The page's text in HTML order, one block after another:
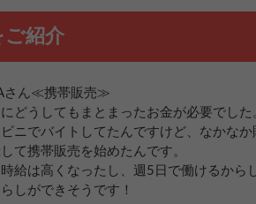
ご紹介
さん≪携帯販売≫
どうしてもまとまったお金が必要でした
ニでバイトしてたんですけど、なかな
て携帯販売を始めたんです。
給は高くなったし、週5日で働けるから
しができそうです！